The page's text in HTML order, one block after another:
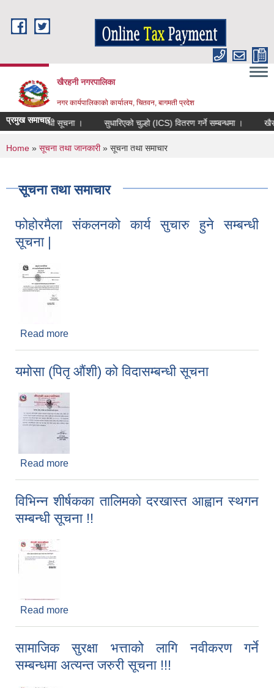
खैरहनी नगरपालिका
नगर कार्यपालिकाको कार्यालय, चितवन, बागमती प्रदेश
प्रमुख समाचार
हुने सम्बन्धी सूचना । सुधारिएको चुल्हो (ICS) वितरण गर्ने सम्बन्धमा । खैरहनी
You are here
Home » सूचना तथा जानकारी» सूचना तथा समाचार
सूचना तथा समाचार
फोहोरमैला संकलनको कार्य सुचारु हुने सम्बन्धी
सूचना |
Read more
यमोसा (पितृ औंशी) को विदासम्बन्धी सूचना
Read more
विभिन्न शीर्षकका तालिमको दरखास्त आह्वान स्थगन
सम्बन्धी सूचना !!
Read more
सामाजिक सुरक्षा भत्ताको लागि नवीकरण गर्ने
सम्बन्धमा अत्यन्त जरुरी सूचना !!!